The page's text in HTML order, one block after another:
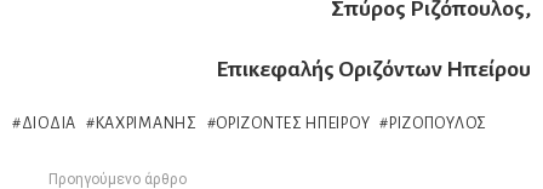
Σπύρος Ριζόπουλος,
Επικεφαλής Οριζόντων Ηπείρου
ΔΙΌΔΙΑ ΚΑΧΡΙΜΆΝΗΣ ΟΡΊΖΟΝΤΕΣ ΗΠΕΊΡΟΥ ΡΙΖΌΠΟΥΛΟΣ
Προηγούμενο άρθρο